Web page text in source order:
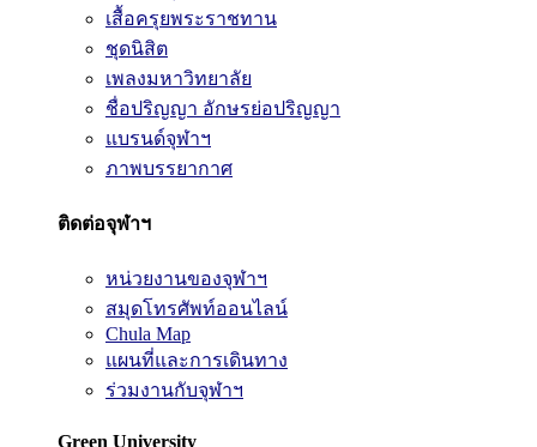
เสื้อครุยพระราชทาน
ชุดนิสิต
เพลงมหาวิทยาลัย
ชื่อปริญญา อักษรย่อปริญญา
แบรนด์จุฬาฯ
ภาพบรรยากาศ
ติดต่อจุฬาฯ
หน่วยงานของจุฬาฯ
สมุดโทรศัพท์ออนไลน์
Chula Map
แผนที่และการเดินทาง
ร่วมงานกับจุฬาฯ
Green University